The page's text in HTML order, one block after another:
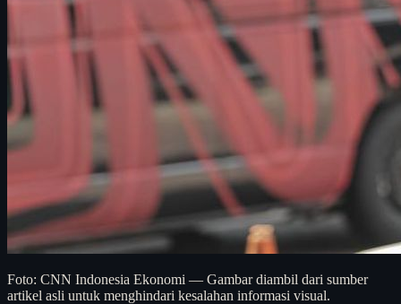
Foto: CNN Indonesia Ekonomi — Gambar diambil dari sumber
artikel asli untuk menghindari kesalahan informasi visual.